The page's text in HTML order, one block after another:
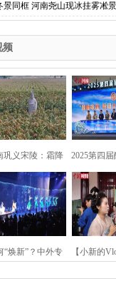
景同框 河南尧山现冰挂雾凇
频
巩义宋陵：霜降
节高粱红
2025第四
会在河
“焕新”？中外专 【小新的